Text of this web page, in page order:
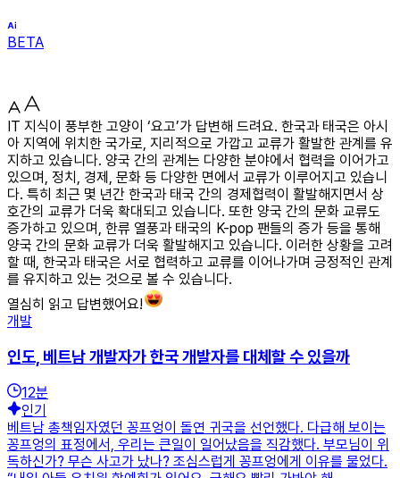
BETA
IT 지식이 풍부한 고양이 ‘요고’가 답변해 드려요. 한국과 태국은 아시
아 지역에 위치한 국가로, 지리적으로 가깝고 교류가 활발한 관계를 유
지하고 있습니다. 양국 간의 관계는 다양한 분야에서 협력을 이어가고
있으며, 정치, 경제, 문화 등 다양한 면에서 교류가 이루어지고 있습니
다. 특히 최근 몇 년간 한국과 태국 간의 경제협력이 활발해지면서 상
호간의 교류가 더욱 확대되고 있습니다. 또한 양국 간의 문화 교류도
증가하고 있으며, 한류 열풍과 태국의 K-pop 팬들의 증가 등을 통해
양국 간의 문화 교류가 더욱 활발해지고 있습니다. 이러한 상황을 고려
할 때, 한국과 태국은 서로 협력하고 교류를 이어나가며 긍정적인 관계
를 유지하고 있는 것으로 볼 수 있습니다.
열심히 읽고 답변했어요!
개발
인도, 베트남 개발자가 한국 개발자를 대체할 수 있을까
12분
인기
베트남 총책임자였던 꽁프엉이 돌연 귀국을 선언했다. 다급해 보이는
꽁프엉의 표정에서, 우리는 큰일이 일어났음을 직감했다. 부모님이 위
독하신가? 무슨 사고가 났나? 조심스럽게 꽁프엉에게 이유를 물었다.